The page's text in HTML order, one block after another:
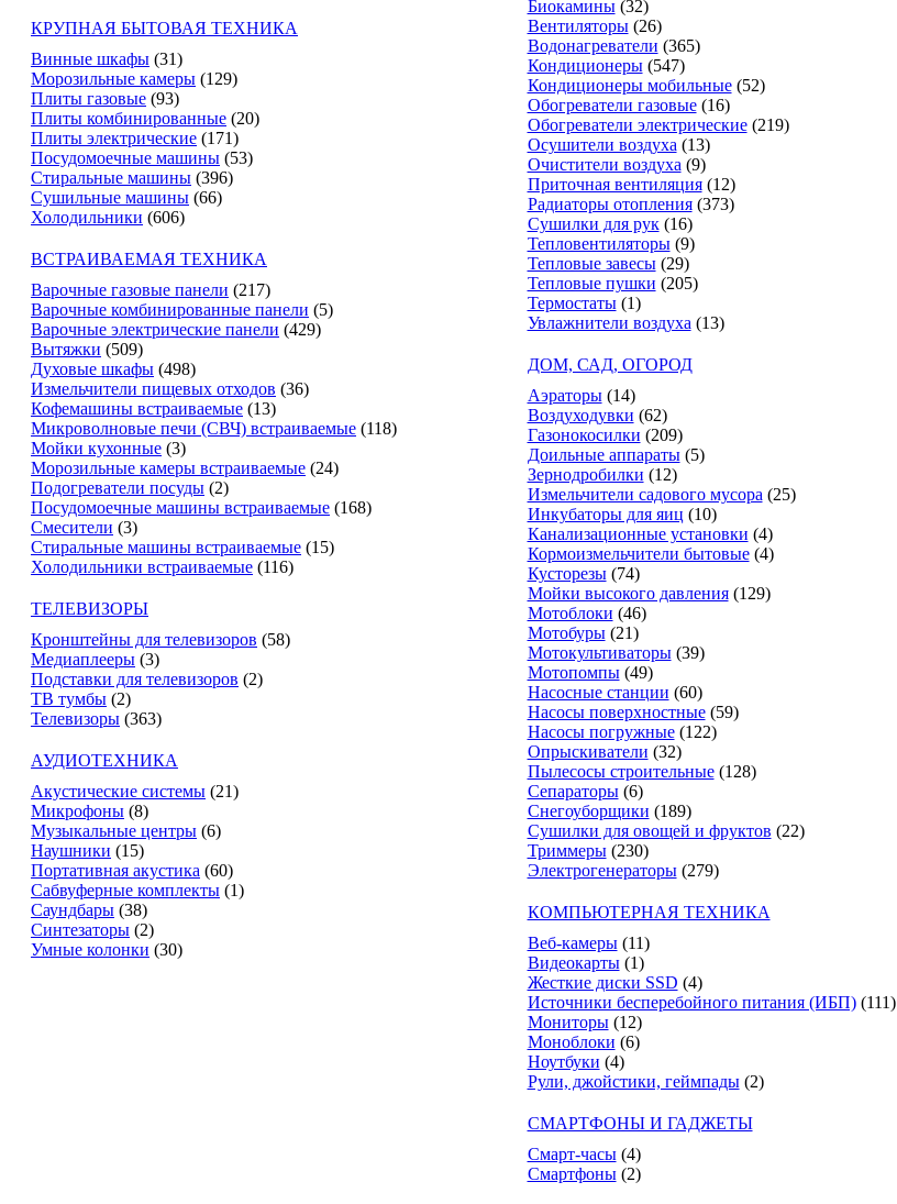
КРУПНАЯ БЫТОВАЯ ТЕХНИКА
Винные шкафы (31)
Морозильные камеры (129)
Плиты газовые (93)
Плиты комбинированные (20)
Плиты электрические (171)
Посудомоечные машины (53)
Стиральные машины (396)
Сушильные машины (66)
Холодильники (606)
ВСТРАИВАЕМАЯ ТЕХНИКА
Варочные газовые панели (217)
Варочные комбинированные панели (5)
Варочные электрические панели (429)
Вытяжки (509)
Духовые шкафы (498)
Измельчители пищевых отходов (36)
Кофемашины встраиваемые (13)
Микроволновые печи (СВЧ) встраиваемые (118)
Мойки кухонные (3)
Морозильные камеры встраиваемые (24)
Подогреватели посуды (2)
Посудомоечные машины встраиваемые (168)
Смесители (3)
Стиральные машины встраиваемые (15)
Холодильники встраиваемые (116)
ТЕЛЕВИЗОРЫ
Кронштейны для телевизоров (58)
Медиаплееры (3)
Подставки для телевизоров (2)
ТВ тумбы (2)
Телевизоры (363)
АУДИОТЕХНИКА
Акустические системы (21)
Микрофоны (8)
Музыкальные центры (6)
Наушники (15)
Портативная акустика (60)
Сабвуферные комплекты (1)
Саундбары (38)
Синтезаторы (2)
Умные колонки (30)
Биокамины (32)
Вентиляторы (26)
Водонагреватели (365)
Кондиционеры (547)
Кондиционеры мобильные (52)
Обогреватели газовые (16)
Обогреватели электрические (219)
Осушители воздуха (13)
Очистители воздуха (9)
Приточная вентиляция (12)
Радиаторы отопления (373)
Сушилки для рук (16)
Тепловентиляторы (9)
Тепловые завесы (29)
Тепловые пушки (205)
Термостаты (1)
Увлажнители воздуха (13)
ДОМ, САД, ОГОРОД
Аэраторы (14)
Воздуходувки (62)
Газонокосилки (209)
Доильные аппараты (5)
Зернодробилки (12)
Измельчители садового мусора (25)
Инкубаторы для яиц (10)
Канализационные установки (4)
Кормоизмельчители бытовые (4)
Кусторезы (74)
Мойки высокого давления (129)
Мотоблоки (46)
Мотобуры (21)
Мотокультиваторы (39)
Мотопомпы (49)
Насосные станции (60)
Насосы поверхностные (59)
Насосы погружные (122)
Опрыскиватели (32)
Пылесосы строительные (128)
Сепараторы (6)
Снегоуборщики (189)
Сушилки для овощей и фруктов (22)
Триммеры (230)
Электрогенераторы (279)
КОМПЬЮТЕРНАЯ ТЕХНИКА
Веб-камеры (11)
Видеокарты (1)
Жесткие диски SSD (4)
Источники бесперебойного питания (ИБП) (111)
Мониторы (12)
Моноблоки (6)
Ноутбуки (4)
Рули, джойстики, геймпады (2)
СМАРТФОНЫ И ГАДЖЕТЫ
Смарт-часы (4)
Смартфоны (2)